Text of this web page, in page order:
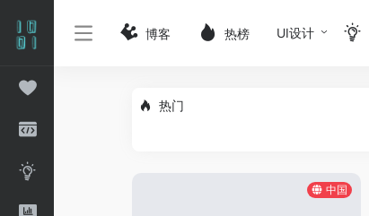
博客 热榜 UI设计
热门
中国